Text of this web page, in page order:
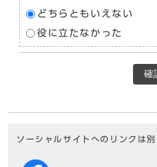
どちらともいえない
役に立たなかった
確
ソーシャルサイトへのリンクは